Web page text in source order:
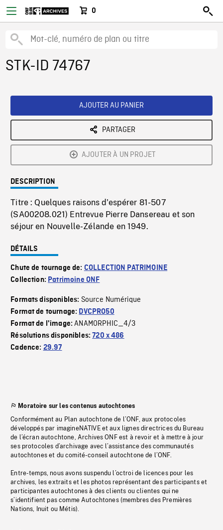
0
STK-ID 74767
AJOUTER AU PANIER
PARTAGER
AJOUTER À UN PROJET
DESCRIPTION
Titre : Quelques raisons d'espérer 81-507
(SA00208.021) Entrevue Pierre Dansereau et son
séjour en Nouvelle-Zélande en 1949.
DÉTAILS
Chute de tournage de: COLLECTION PATRIMOINE
Collection: Patrimoine ONF
Formats disponibles: Source Numérique
Format de tournage: DVCPRO50
Format de l'image:ANAMORPHIC_4/3
Résolutions disponibles:720 x 486
Cadence: 29.97
Moratoire sur les contenus autochtones
Conformément au Plan autochtone de l’ONF, aux protocoles
développés par imagineNATIVE et aux lignes directrices du Bureau
de l’écran autochtone, Archives ONF est à revoir et à mettre à jour
ses protocoles d’archivage avec l’assistance des communautés
autochtones et du comité-conseil autochtone de l’ONF.
Entre-temps, nous avons suspendu l’octroi de licences pour les
archives, les extraits et les photos représentant des participants et
participantes autochtones à des clients ou clientes qui ne
s’identifient pas comme Autochtones (membres des Premières
Nations, Inuit ou Métis).